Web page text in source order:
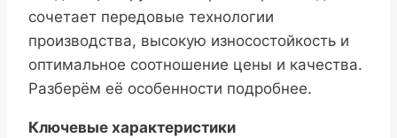
сочетает передовые технологии
производства, высокую износостойкость и
оптимальное соотношение цены и качества.
Разберём её особенности подробнее.
Ключевые характеристики